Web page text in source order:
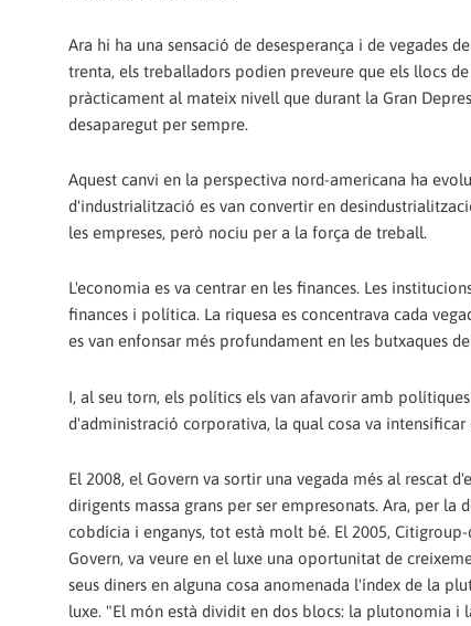
Ara hi ha una sensació de desesperança i de vegades
trenta, els treballadors podien preveure que els llocs
pràcticament al mateix nivell que durant la Gran
desaparegut per sempre.
Aquest canvi en la perspectiva nord-americana ha
d'industrialització es van convertir en
les empreses, però nociu per a la força de treball.
L'economia es va centrar en les finances. Les
finances i política. La riquesa es concentrava cada
es van enfonsar més profundament en les butxaques
I, al seu torn, els polítics els van afavorir amb
d'administració corporativa, la qual cosa va intensificar
El 2008, el Govern va sortir una vegada més al rescat
dirigents massa grans per ser empresonats. Ara, per
cobdícia i enganys, tot està molt bé. El 2005,
Govern, va veure en el luxe una oportunitat de
seus diners en alguna cosa anomenada l'índex de la
luxe. "El món està dividit en dos blocs: la plutonomia i